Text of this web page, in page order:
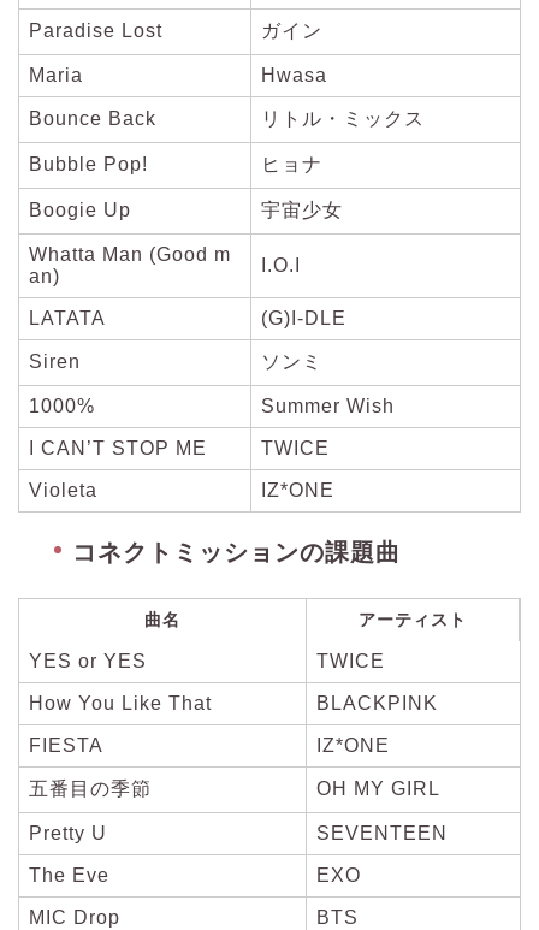
Paradise Lost ガイン
Maria Hwasa
Bounce Back リトル・ミックス
Bubble Pop! ヒョナ
Boogie Up 宇宙少女
Whatta Man (Good m
an)
I.O.I
LATATA (G)I-DLE
Siren ソンミ
1000% Summer Wish
I CAN’T STOP ME TWICE
Violeta IZ*ONE
コネクトミッションの課題曲
曲名 アーティスト
YES or YES TWICE
How You Like That BLACKPINK
FIESTA IZ*ONE
五番目の季節 OH MY GIRL
Pretty U SEVENTEEN
The Eve EXO
MIC Drop BTS